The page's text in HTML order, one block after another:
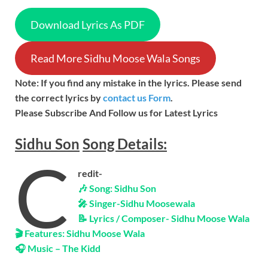
Download Lyrics As PDF
Read More Sidhu Moose Wala Songs
Note: If you find any mistake in the lyrics. Please send
the correct lyrics bycontact us Form
Please Subscribe And Follow us for Latest Lyrics
Sidhu Son SongDetails:
C
redit-
🎶 Song: Sidhu Son
🎤 Singer-Sidhu Moosewala
📝 Lyrics / Composer- Sidhu Moose Wala
🎬 Features: Sidhu Moose Wala
🎧 Music – The Kidd